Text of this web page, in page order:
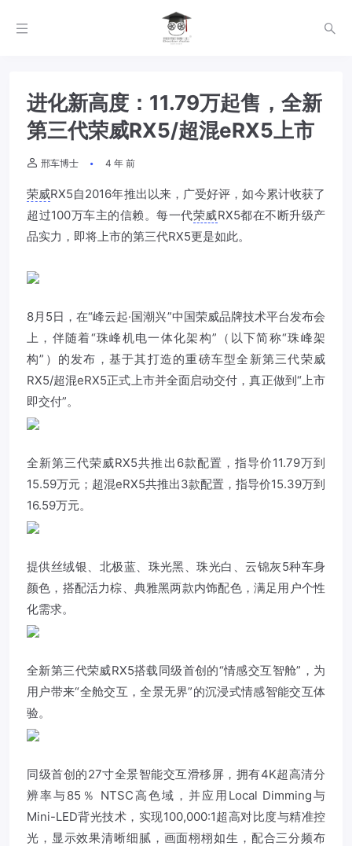
进化新高度：11.79万起售，全新
第三代荣威RX5/超混eRX5上市
邢车博士 4 年 前
荣威RX5自2016年推出以来，广受好评，如今累计收获了
超过100万车主的信赖。每一代荣威RX5都在不断升级产
品实力，即将上市的第三代RX5更是如此。
8月5日，在“峰云起·国潮兴”中国荣威品牌技术平台发布会
上，伴随着“珠峰机电一体化架构”（以下简称“珠峰架
构”）的发布，基于其打造的重磅车型全新第三代荣威
RX5/超混eRX5正式上市并全面启动交付，真正做到“上市
即交付”。
全新第三代荣威RX5共推出6款配置，指导价11.79万到
15.59万元；超混eRX5共推出3款配置，指导价15.39万到
16.59万元。
提供丝绒银、北极蓝、珠光黑、珠光白、云锦灰5种车身
颜色，搭配活力棕、典雅黑两款内饰配色，满足用户个性
化需求。
全新第三代荣威RX5搭载同级首创的“情感交互智舱”，为
用户带来“全舱交互，全景无界”的沉浸式情感智能交互体
验。
同级首创的27寸全景智能交互滑移屏，拥有4K超高清分
辨率与85％ NTSC高色域，并应用Local Dimming与
Mini-LED背光技术，实现100,000:1超高对比度与精准控
光，显示效果清晰细腻，画面栩栩如生，配合三分频布